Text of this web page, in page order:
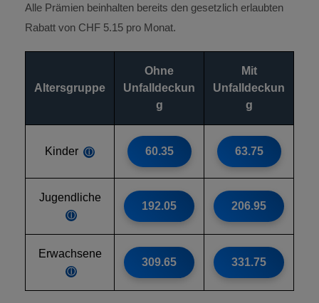
Alle Prämien beinhalten bereits den gesetzlich erlaubten
Rabatt von CHF 5.15 pro Monat.
Altersgruppe
Ohne
Unfalldeckun
g
Mit
Unfalldeckun
g
Kinder ⓘ 60.35 63.75
Jugendliche
ⓘ
192.05 206.95
Erwachsene
ⓘ
309.65 331.75